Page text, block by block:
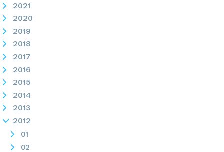
2021
2020
2019
2018
2017
2016
2015
2014
2013
2012
01
02